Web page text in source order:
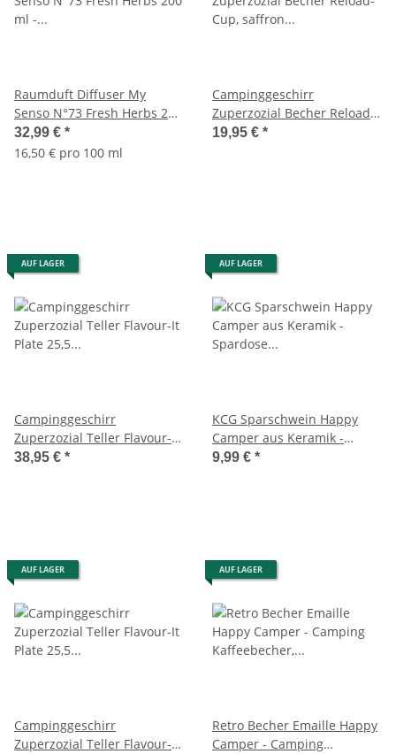
Raumduft Diffuser My
Senso N°73 Fresh Herbs 200
ml - Alpine Diffusor -
Lufterfrischer,
32,99 € *
16,50 € pro 100 ml
Campinggeschirr
Zuperzozial Becher Reload-
Cup, saffron yellow (4er
19,95 € *
AUF LAGER
Campinggeschirr
Zuperzozial Teller Flavour-It
Plate 25,5 cm, terra red (4er
38,95 € *
AUF LAGER
KCG Sparschwein Happy
Camper aus Keramik -
Spardose Camping,
9,99 € *
AUF LAGER
Campinggeschirr
Zuperzozial Teller Flavour-It
AUF LAGER
Retro Becher Emaille Happy
Camper - Camping